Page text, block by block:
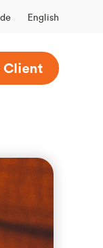
English
Client